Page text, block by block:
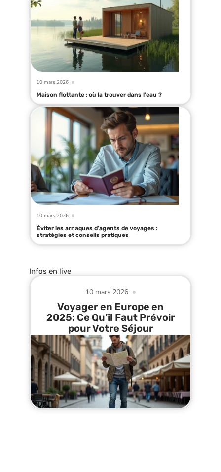
10 mars 2026
Maison flottante : où la trouver dans l’eau ?
10 mars 2026
Éviter les arnaques d’agents de voyages :
stratégies et conseils pratiques
Infos en live
10 mars 2026
Voyager en Europe en
2025: Ce Qu’il Faut Prévoir
pour Votre Séjour